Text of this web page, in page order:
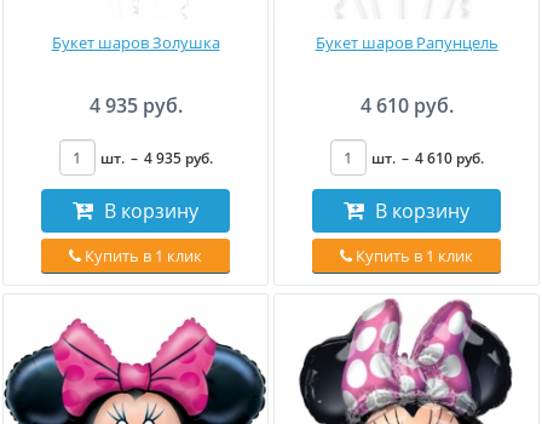
Букет шаров Золушка
4 935 руб.
шт. – 4 935 руб.
В корзину
Купить в 1 клик
Букет шаров Рапунцель
4 610 руб.
шт. – 4 610 руб.
В корзину
Купить в 1 клик